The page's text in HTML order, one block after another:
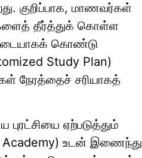
குறிப்பாக, மாணவர்கள்
தீர்த்துக் கொள்ள
கொண்டு
Study Plan)
நேரத்தைச் சரியாகத்
புரட்சியை ஏற்படுத்தும்
Academy) உடன் இணைந்து